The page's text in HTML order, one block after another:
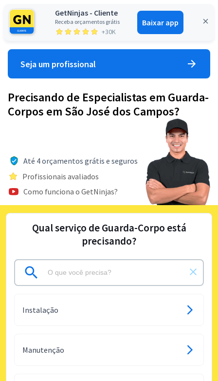
GetNinjas - Cliente
Receba orçamentos grátis
+30K
Baixar app
Entrar
Seja um profissional
Precisando de Especialistas em Guarda-
Corpos em São José dos Campos?
Até 4 orçamentos grátis e seguros
Profissionais avaliados
Como funciona o GetNinjas?
Qual serviço de Guarda-Corpo está
precisando?
Instalação
Manutenção